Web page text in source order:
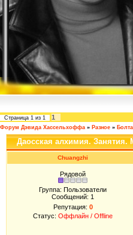
Страница 1 из 1 1
Форум Дэвида Хассельхоффа » Разное »
Даосская алхимия. Занятия.
Chuangzhi
Рядовой
Группа: Пользователи
Сообщений: 1
Репутация: 0
Статус: Оффлайн / Offline